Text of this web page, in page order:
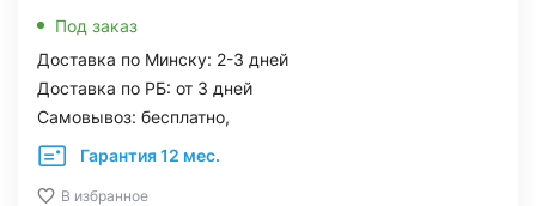
Под заказ
Доставка по Минску: 2-3 дней
Доставка по РБ: от 3 дней
Самовывоз: бесплатно,
Гарантия 12 мес.
В избранное